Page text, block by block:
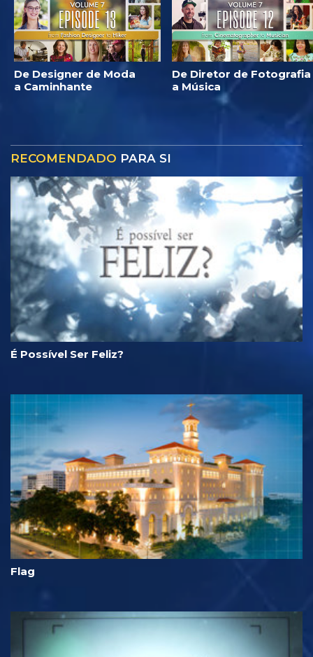
De Designer de Moda
a Caminhante
De Diretor de Fotografia
a Música
RECOMENDADO PARA SI
É Possível Ser Feliz?
Flag